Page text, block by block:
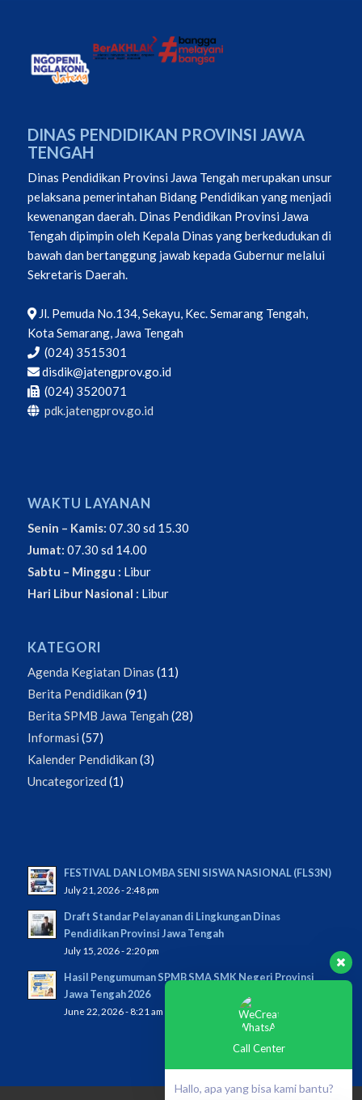
DINAS PENDIDIKAN PROVINSI JAWA
TENGAH
Dinas Pendidikan Provinsi Jawa Tengah merupakan unsur
pelaksana pemerintahan Bidang Pendidikan yang menjadi
kewenangan daerah. Dinas Pendidikan Provinsi Jawa
Tengah dipimpin oleh Kepala Dinas yang berkedudukan di
bawah dan bertanggung jawab kepada Gubernur melalui
Sekretaris Daerah.
Jl. Pemuda No.134, Sekayu, Kec. Semarang Tengah,
Kota Semarang, Jawa Tengah
(024) 3515301
disdik@jatengprov.go.id
(024) 3520071
pdk.jatengprov.go.id
WAKTU LAYANAN
Senin – Kamis: 07.30 sd 15.30
Jumat: 07.30 sd 14.00
Sabtu – Minggu : Libur
Hari Libur Nasional : Libur
KATEGORI
Agenda Kegiatan Dinas (11)
Berita Pendidikan (91)
Berita SPMB Jawa Tengah (28)
Informasi (57)
Kalender Pendidikan (3)
Uncategorized (1)
FESTIVAL DAN LOMBA SENI SISWA NASIONAL (FLS3N)
July 21, 2026 - 2:48 pm
Draft Standar Pelayanan di Lingkungan Dinas
Pendidikan Provinsi Jawa Tengah
July 15, 2026 - 2:20 pm
Hasil Pengumuman SPMB SMA SMK Negeri Provinsi
Jawa Tengah 2026
June 22, 2026 - 8:21 am
Call Center
Hallo, apa yang bisa kami bantu?